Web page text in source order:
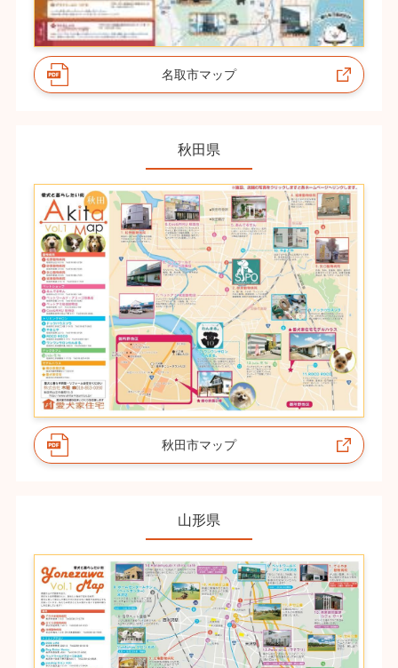
名取市マップ
秋田県
秋田市マップ
山形県